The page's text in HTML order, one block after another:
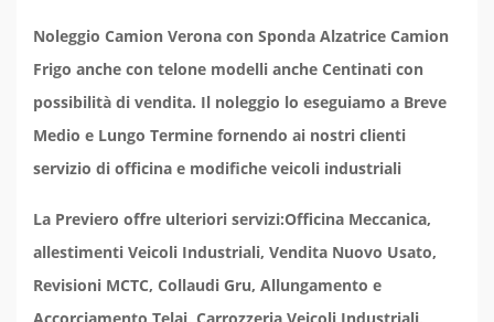
Noleggio Camion Verona con Sponda Alzatrice Camion
Frigo anche con telone modelli anche Centinati con
possibilità di vendita. Il noleggio lo eseguiamo a Breve
Medio e Lungo Termine fornendo ai nostri clienti
servizio di officina e modifiche veicoli industriali
La Previero offre ulteriori servizi:Officina Meccanica,
allestimenti Veicoli Industriali, Vendita Nuovo Usato,
Revisioni MCTC, Collaudi Gru, Allungamento e